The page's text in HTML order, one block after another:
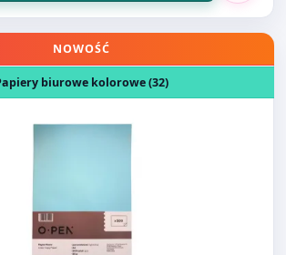
O.PEN A4 80G JASNONIEBIESKI
NOWOŚĆ
biurowe kolorowe (32)